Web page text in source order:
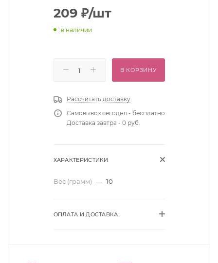
209 ₽/шт
в наличии
В КОРЗИНУ
Рассчитать доставку
Самовывоз сегодня - бесплатно
Доставка завтра - 0 руб.
ХАРАКТЕРИСТИКИ
Вес (грамм) — 10
ОПЛАТА И ДОСТАВКА